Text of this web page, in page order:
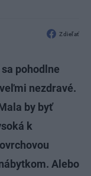
Zdieľať
pohodlne
nezdravé.
by byť
k
Alebo